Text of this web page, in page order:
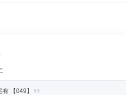
【049】